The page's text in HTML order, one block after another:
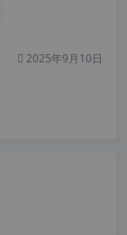
2025年9月10日